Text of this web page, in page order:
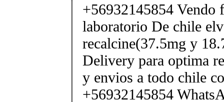
+56932145854 Vendo
laboratorio De chile
recalcine(37.5mg y
Delivery para optima
y envios a todo chile
+56932145854